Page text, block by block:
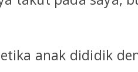
anak dididik